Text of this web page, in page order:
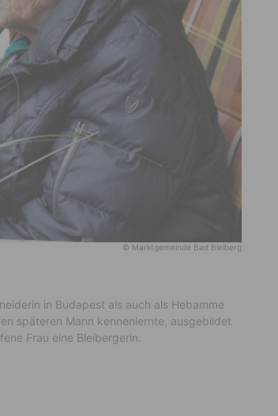
© Marktgemeinde Bad Bleiberg
in Budapest als auch als Hebamme
späteren Mann kennenlernte, ausgebildet
Frau eine Bleibergerin.